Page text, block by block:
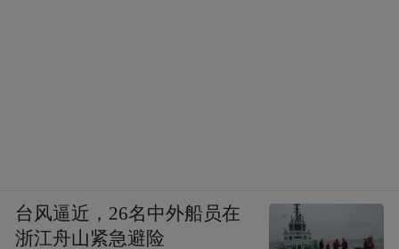
台风逼近，26名中外船员在
浙江舟山紧急避险